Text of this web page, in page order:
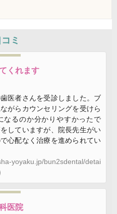
ミ
くれます
医者さんを受診しました。ブ
がらカウンセリングを受けら
なるのか分かりやすかったで
していますが、院長先生がい
心配なく治療を進められてい
yoyaku.jp/bun2sdental/detai
医院